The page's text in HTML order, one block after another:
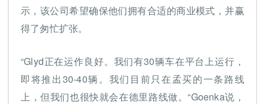
示，该公司希望确保他们拥有合适的商业模式，并赢
得了匆忙扩张。
“Glyd正在运作良好。我们有30辆车在平台上运行，
即将推出30-40辆。我们目前只在孟买的一条路线
上，但我们也很快就会在德里路线做。“Goenka说，